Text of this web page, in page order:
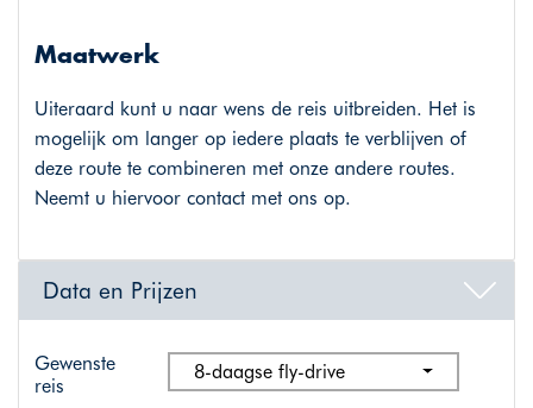
Maatwerk
Uiteraard kunt u naar wens de reis uitbreiden. Het is
mogelijk om langer op iedere plaats te verblijven of
deze route te combineren met onze andere routes.
Neemt u hiervoor contact met ons op.
Data en Prijzen
Gewenste
reis
8-daagse fly-drive